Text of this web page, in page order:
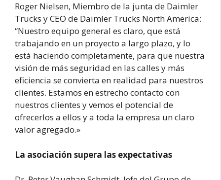
Roger Nielsen, Miembro de la junta de Daimler
Trucks y CEO de Daimler Trucks North America:
“Nuestro equipo general es claro, que está
trabajando en un proyecto a largo plazo, y lo
está haciendo completamente, para que nuestra
visión de más seguridad en las calles y más
eficiencia se convierta en realidad para nuestros
clientes. Estamos en estrecho contacto con
nuestros clientes y vemos el potencial de
ofrecerlos a ellos y a toda la empresa un claro
valor agregado.»
La asociación supera las expectativas